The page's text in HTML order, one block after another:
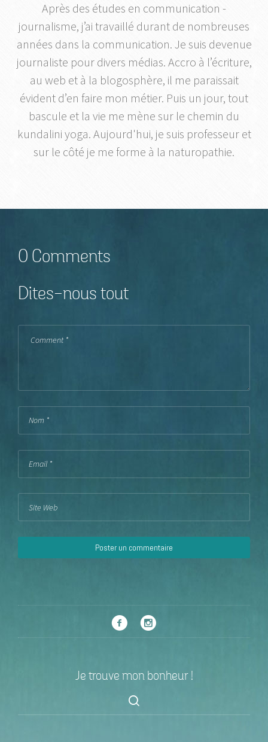
Après des études en communication -
journalisme, j’ai travaillé durant de nombreuses
années dans la communication. Je suis devenue
journaliste pour divers médias. Accro à l’écriture,
au web et à la blogosphère, il me paraissait
évident d’en faire mon métier. Puis un jour, tout
bascule et la vie me mène sur le chemin du
kundalini yoga. Aujourd'hui, je suis professeur et
sur le côté je me forme à la naturopathie.
0 Comments
Dites-nous tout
Je trouve mon bonheur !